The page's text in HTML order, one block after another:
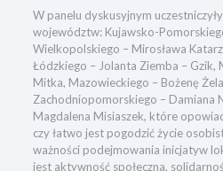
W panelu dyskusyjnym
województw: Kujawsko-
Wielkopolskiego – Mirosława
Łódzkiego – Jolanta Ziemba – Gzik,
Mitka, Mazowieckiego – Bożenę
Zachodniopomorskiego – Damiana
Magdalena Misiaszek, które
czy łatwo jest pogodzić życie
ważności podejmowania inicjatyw
jest aktywność społeczna,